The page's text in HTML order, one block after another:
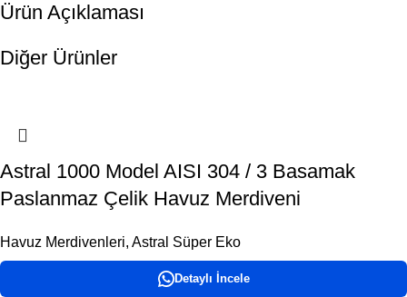
Ürün Açıklaması
Diğer Ürünler
Astral 1000 Model AISI 304 / 3 Basamak
Paslanmaz Çelik Havuz Merdiveni
Havuz Merdivenleri, Astral Süper Eko
Detaylı İncele